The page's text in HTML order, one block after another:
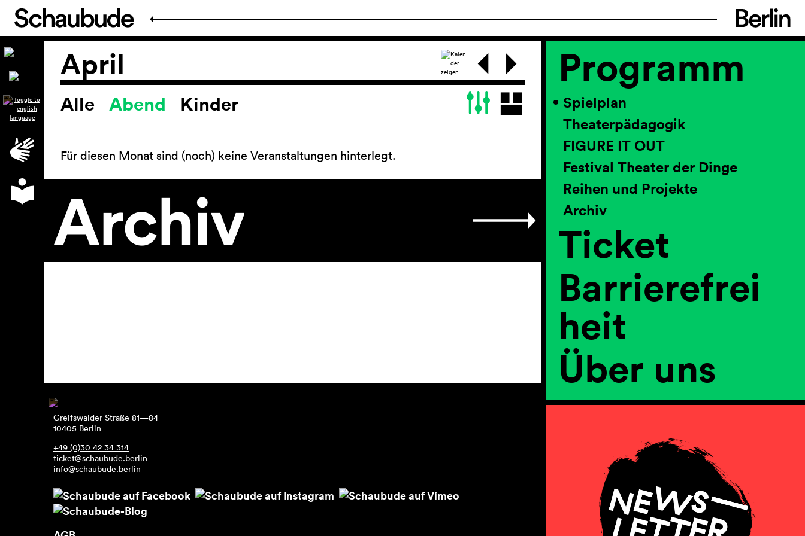
Programm
Spielplan
Theaterpädagogik
FIGURE IT OUT
Festival Theater der Dinge
Reihen und Projekte
Archiv
Ticket
Barrierefrei
heit
Über uns
April
Alle Abend Kinder
Spielplan
Für diesen Monat sind (noch) keine Veranstaltungen hinterlegt.
Archiv
Greifswalder Straße 81—84
10405 Berlin
+49 (0)30 42 34 314
ticket@schaubude.berlin
info@schaubude.berlin